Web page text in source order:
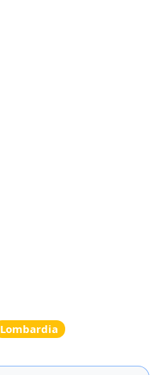
Lombardia